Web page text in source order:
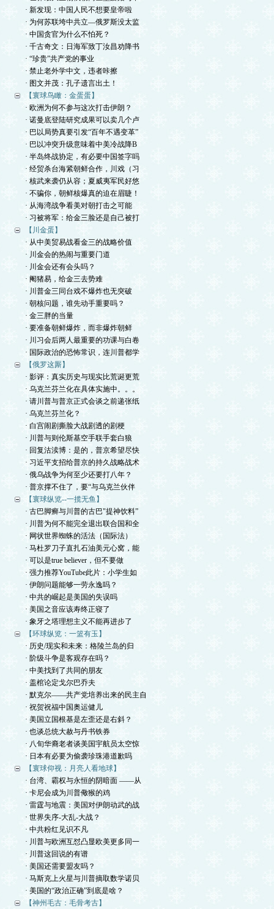
· 新发现：中国人民不想要皇帝啦
· 为何苏联垮中共立—俄罗斯没太监
· 中国贪官为什么不怕死？
· 千古奇文：日海军致丁汝昌劝降书
· “珍贵”共产党的事业
· 禁止老外学中文，违者咔擦
· 图文并茂：孔子遗言出土！
【寰球鸟瞰：金蛋蛋】
· 欧洲为何不参与这次打击伊朗？
· 诺曼底登陆研究成果可以卖几个卢
· 巴以局势真要引发“百年不遇变革”
· 巴以冲突升级意味着中美冷战降B
· 半岛终战协定，有必要中国签字吗
· 经贸杀台海紧朝鲜合作，川戏（习
· 核武来袭仍从容；夏威夷军民好悠
· 不骗你，朝鲜核爆真的迫在眉睫！
· 从海湾战争看美对朝打击之可能
· 习被将军：给金三脸还是自己被打
【川金蛋】
· 从中美贸易战看金三的战略价值
· 川金会的热闹与重要门道
· 川金会还有会头吗？
· 阉猪易，给金三去势难
· 川普金三同台戏不爆炸也无突破
· 朝核问题，谁先动手重要吗？
· 金三胖的当量
· 要准备朝鲜爆炸，而非爆炸朝鲜
· 川习会后两人最重要的功课与白卷
· 国际政治的恐怖常识，连川普都学
【俄罗这厮】
· 影评：真实历史与现实比荒诞更荒
· 乌克兰芬兰化在具体实施中。。。
· 请川普与普京正式会谈之前递张纸
· 乌克兰芬兰化？
· 白宫闹剧撕脸大战剧透的剧梗
· 川普与则伦斯基空手联手套白狼
· 回复沽渎博：是的，普京希望尽快
· 习近平支招给普京的持久战略战术
· 俄乌战争为何至少还要打八年？
· 普京撑不住了，要“与乌克兰伙伴
【寰球纵览--一揽无鱼】
· 古巴脚癣与川普的古巴"提神饮料”
· 川普为何不能完全退出联合国和全
· 网状世界蜘蛛的活法（国际法）
· 马杜罗刀子直扎石油美元心窝，能
· 可以是true believer，但不要做
· 强力推荐YouTube此片：小学生如
· 伊朗问题能够一劳永逸吗？
· 中共的崛起是美国的失误吗
· 美国之音应该寿终正寝了
· 象牙之塔理想主义不能再进步了
【环球纵览：一篮有玉】
· 历史/现实和未来：格陵兰岛的归
· 阶级斗争是客观存在吗？
· 中美找到了共同的朋友
· 盖棺论定戈尔巴乔夫
· 默克尔——共产党培养出来的民主自
· 祝贺祝福中国奥运健儿
· 美国立国根基是左歪还是右斜？
· 也谈总统大赦与丹书铁券
· 八旬华裔老者谈美国宇航员太空惊
· 日本有必要为偷袭珍珠港道歉吗
【寰球仰视：月亮人看地球】
· 台湾、霸权与永恒的阴暗面 ——从
· 卡尼会成为川普儆猴的鸡
· 雷霆与地震：美国对伊朗动武的战
· 世界失序-大乱-大战？
· 中共粉红见识不凡
· 川普与欧洲互怼凸显欧美更多同一
· 川普这回说的有谱
· 美国还需要盟友吗？
· 马斯克上火星与川普摘取数学诺贝
· 美国的“政治正确”到底是啥？
【神州毛古：毛骨考古】